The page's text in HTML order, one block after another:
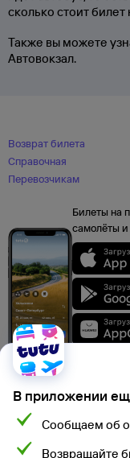
сколько стоит билет
Также вы можете
Автовокзал.
В приложении
Сообщаем об
Возвращайте
Возврат билета
Справочная
Перевозчикам
Билеты на
самолёты
Данные, используемые на
авиа- и ж/д билетов,